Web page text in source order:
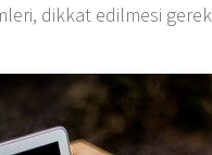
dikkat edilmesi